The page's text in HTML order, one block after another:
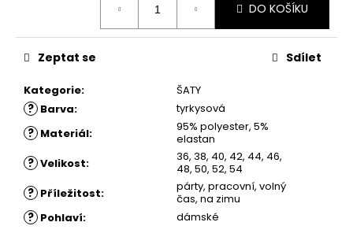
DO KOŠÍKU
Kategorie: ŠATY
? Barva: tyrkysová
? Materiál:
95% polyester, 5%
elastan
? Velikost:
36, 38, 40, 42, 44, 46,
48, 50, 52, 54
? Příležitost:
párty, pracovní, volný
čas, na zimu
? Pohlaví: dámské
Zeptat se Sdílet
e
NORA
PŘILÉHAVÉ
ŠATY
780